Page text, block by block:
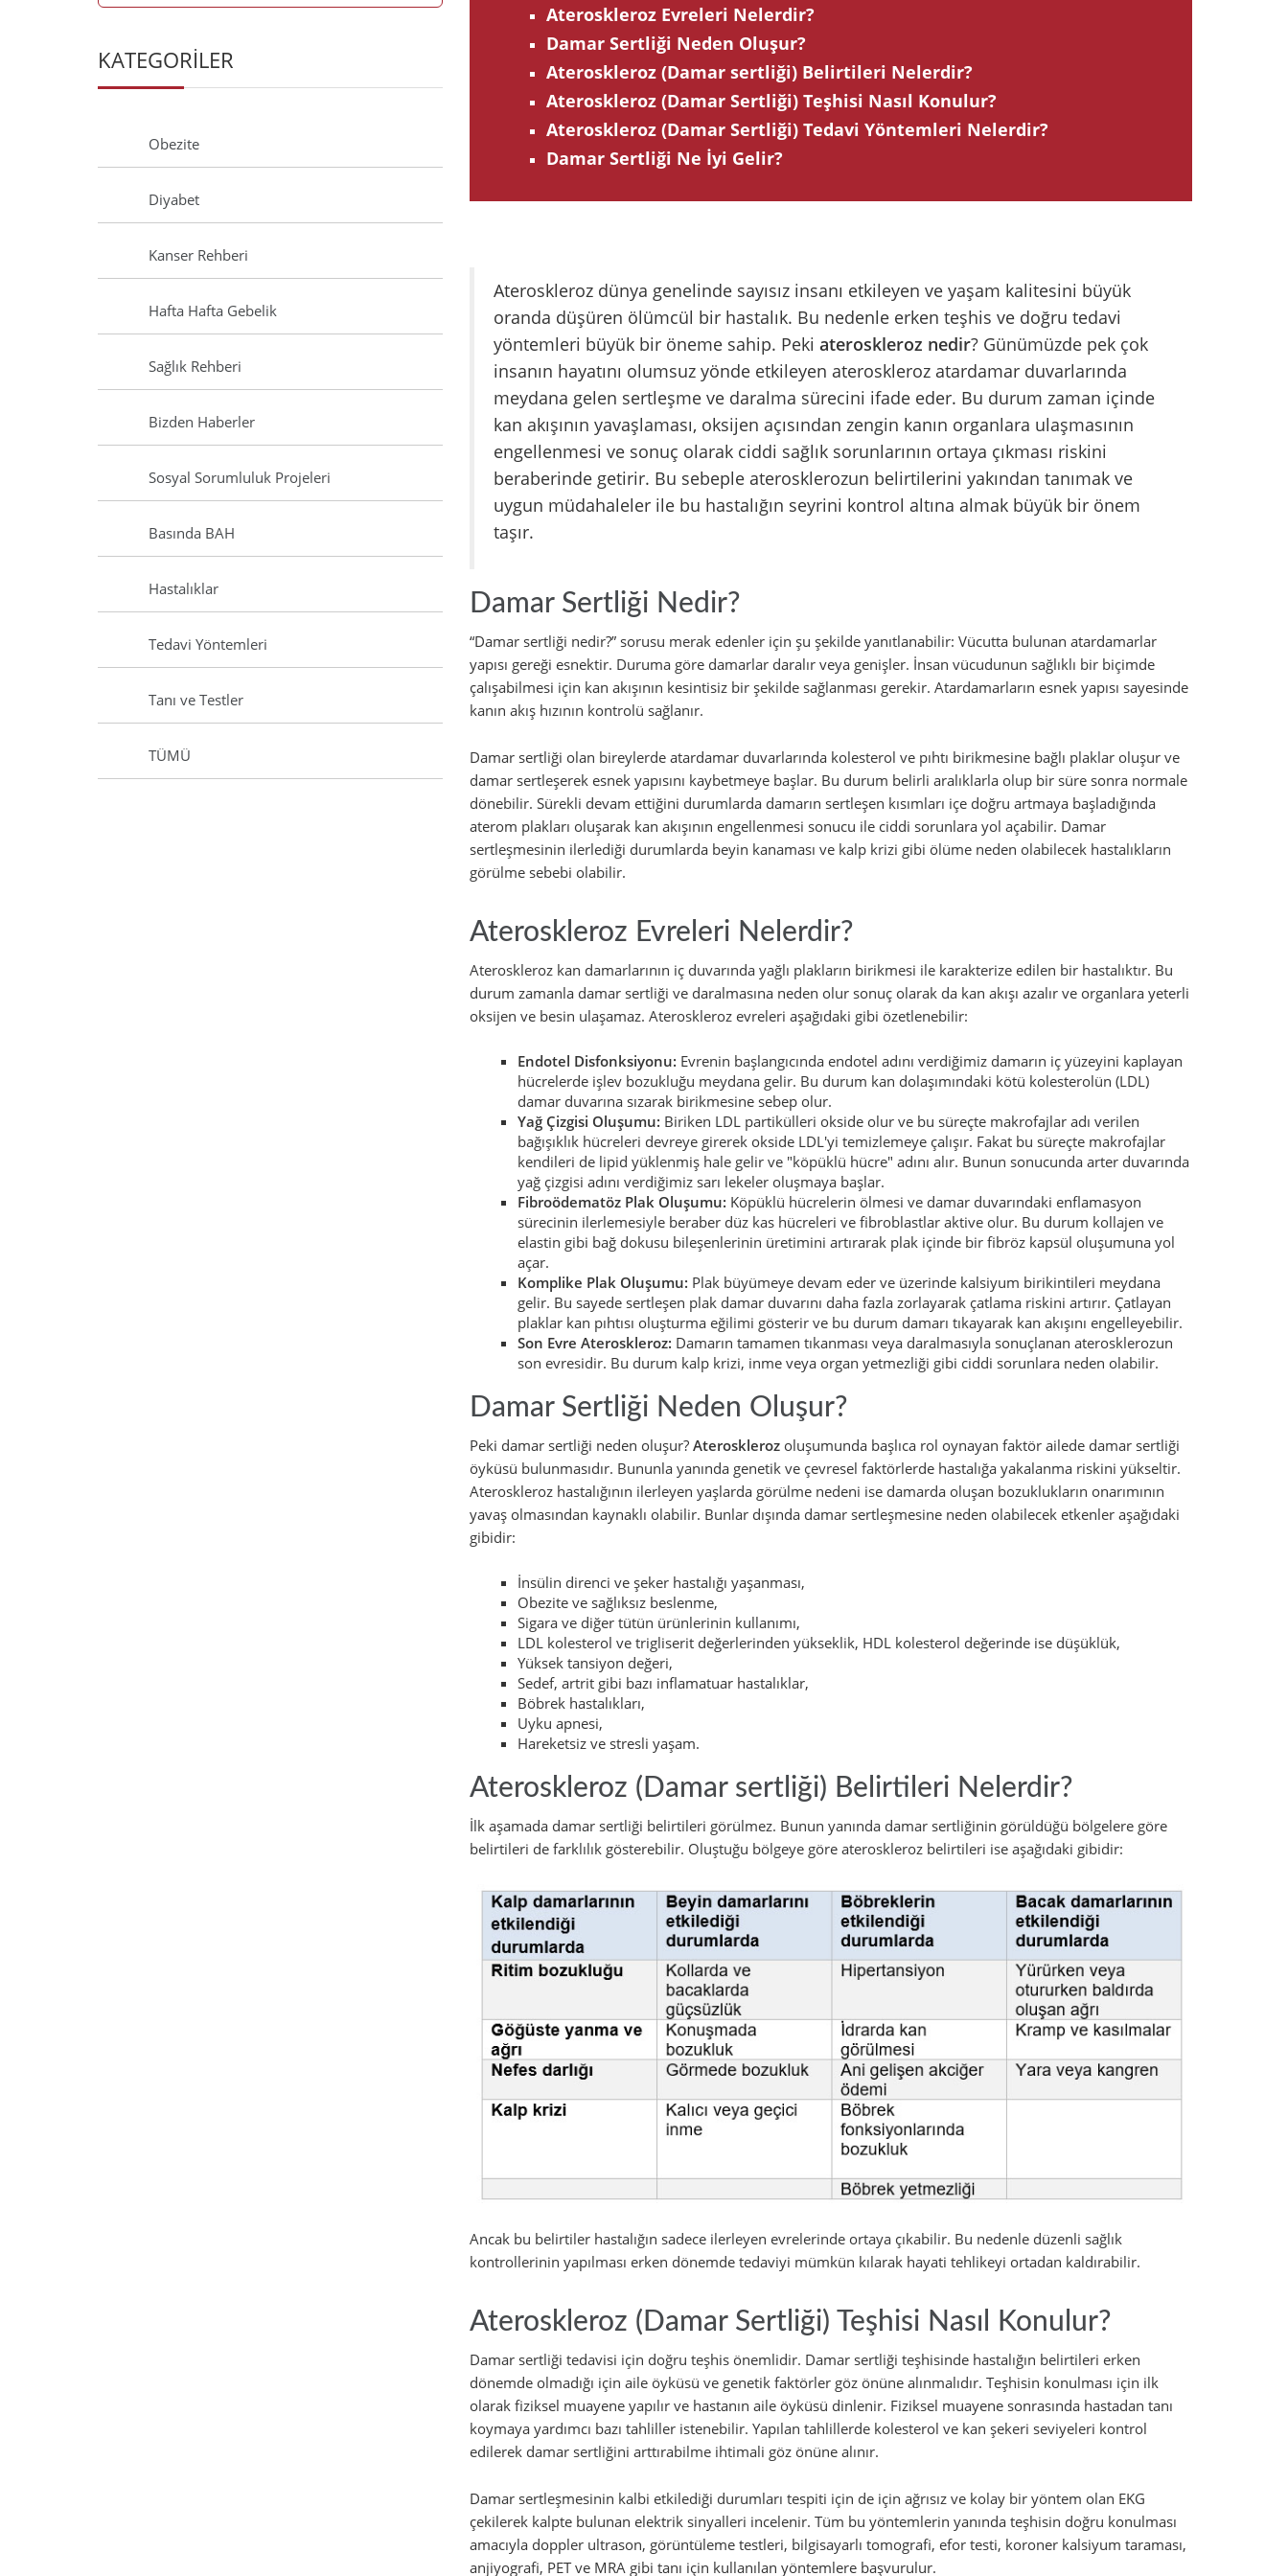
Ateroskleroz Evreleri Nelerdir?
Damar Sertliği Neden Oluşur?
Ateroskleroz (Damar sertliği) Belirtileri Nelerdir?
Ateroskleroz (Damar Sertliği) Teşhisi Nasıl Konulur?
Ateroskleroz (Damar Sertliği) Tedavi Yöntemleri Nelerdir?
Damar Sertliği Ne İyi Gelir?
Ateroskleroz dünya genelinde sayısız insanı etkileyen ve yaşam kalitesini büyük
oranda düşüren ölümcül bir hastalık. Bu nedenle erken teşhis ve doğru tedavi
yöntemleri büyük bir öneme sahip. Peki ateroskleroz nedir? Günümüzde pek çok
insanın hayatını olumsuz yönde etkileyen ateroskleroz atardamar duvarlarında
meydana gelen sertleşme ve daralma sürecini ifade eder. Bu durum zaman içinde
kan akışının yavaşlaması, oksijen açısından zengin kanın organlara ulaşmasının
engellenmesi ve sonuç olarak ciddi sağlık sorunlarının ortaya çıkması riskini
beraberinde getirir. Bu sebeple aterosklerozun belirtilerini yakından tanımak ve
uygun müdahaleler ile bu hastalığın seyrini kontrol altına almak büyük bir önem
taşır.
Damar Sertliği Nedir?
“Damar sertliği nedir?” sorusu merak edenler için şu şekilde yanıtlanabilir: Vücutta bulunan atardamarlar
yapısı gereği esnektir. Duruma göre damarlar daralır veya genişler. İnsan vücudunun sağlıklı bir biçimde
çalışabilmesi için kan akışının kesintisiz bir şekilde sağlanması gerekir. Atardamarların esnek yapısı sayesinde
kanın akış hızının kontrolü sağlanır.
Damar sertliği olan bireylerde atardamar duvarlarında kolesterol ve pıhtı birikmesine bağlı plaklar oluşur ve
damar sertleşerek esnek yapısını kaybetmeye başlar. Bu durum belirli aralıklarla olup bir süre sonra normale
dönebilir. Sürekli devam ettiğini durumlarda damarın sertleşen kısımları içe doğru artmaya başladığında
aterom plakları oluşarak kan akışının engellenmesi sonucu ile ciddi sorunlara yol açabilir. Damar
sertleşmesinin ilerlediği durumlarda beyin kanaması ve kalp krizi gibi ölüme neden olabilecek hastalıkların
görülme sebebi olabilir.
Ateroskleroz Evreleri Nelerdir?
Ateroskleroz kan damarlarının iç duvarında yağlı plakların birikmesi ile karakterize edilen bir hastalıktır. Bu
durum zamanla damar sertliği ve daralmasına neden olur sonuç olarak da kan akışı azalır ve organlara yeterli
oksijen ve besin ulaşamaz. Ateroskleroz evreleri aşağıdaki gibi özetlenebilir:
Endotel Disfonksiyonu: Evrenin başlangıcında endotel adını verdiğimiz damarın iç yüzeyini kaplayan
hücrelerde işlev bozukluğu meydana gelir. Bu durum kan dolaşımındaki kötü kolesterolün (LDL)
damar duvarına sızarak birikmesine sebep olur.
Yağ Çizgisi Oluşumu: Biriken LDL partikülleri okside olur ve bu süreçte makrofajlar adı verilen
bağışıklık hücreleri devreye girerek okside LDL'yi temizlemeye çalışır. Fakat bu süreçte makrofajlar
kendileri de lipid yüklenmiş hale gelir ve "köpüklü hücre" adını alır. Bunun sonucunda arter duvarında
yağ çizgisi adını verdiğimiz sarı lekeler oluşmaya başlar.
Fibroödematöz Plak Oluşumu: Köpüklü hücrelerin ölmesi ve damar duvarındaki enflamasyon
sürecinin ilerlemesiyle beraber düz kas hücreleri ve fibroblastlar aktive olur. Bu durum kollajen ve
elastin gibi bağ dokusu bileşenlerinin üretimini artırarak plak içinde bir fibröz kapsül oluşumuna yol
açar.
Komplike Plak Oluşumu: Plak büyümeye devam eder ve üzerinde kalsiyum birikintileri meydana
gelir. Bu sayede sertleşen plak damar duvarını daha fazla zorlayarak çatlama riskini artırır. Çatlayan
plaklar kan pıhtısı oluşturma eğilimi gösterir ve bu durum damarı tıkayarak kan akışını engelleyebilir.
Son Evre Ateroskleroz: Damarın tamamen tıkanması veya daralmasıyla sonuçlanan aterosklerozun
son evresidir. Bu durum kalp krizi, inme veya organ yetmezliği gibi ciddi sorunlara neden olabilir.
Damar Sertliği Neden Oluşur?
Peki damar sertliği neden oluşur? Ateroskleroz oluşumunda başlıca rol oynayan faktör ailede damar sertliği
öyküsü bulunmasıdır. Bununla yanında genetik ve çevresel faktörlerde hastalığa yakalanma riskini yükseltir.
Ateroskleroz hastalığının ilerleyen yaşlarda görülme nedeni ise damarda oluşan bozuklukların onarımının
yavaş olmasından kaynaklı olabilir. Bunlar dışında damar sertleşmesine neden olabilecek etkenler aşağıdaki
gibidir:
İnsülin direnci ve şeker hastalığı yaşanması,
Obezite ve sağlıksız beslenme,
Sigara ve diğer tütün ürünlerinin kullanımı,
LDL kolesterol ve trigliserit değerlerinden yükseklik, HDL kolesterol değerinde ise düşüklük,
Yüksek tansiyon değeri,
Sedef, artrit gibi bazı inflamatuar hastalıklar,
Böbrek hastalıkları,
Uyku apnesi,
Hareketsiz ve stresli yaşam.
Ateroskleroz (Damar sertliği) Belirtileri Nelerdir?
İlk aşamada damar sertliği belirtileri görülmez. Bunun yanında damar sertliğinin görüldüğü bölgelere göre
belirtileri de farklılık gösterebilir. Oluştuğu bölgeye göre ateroskleroz belirtileri ise aşağıdaki gibidir:
Ancak bu belirtiler hastalığın sadece ilerleyen evrelerinde ortaya çıkabilir. Bu nedenle düzenli sağlık
kontrollerinin yapılması erken dönemde tedaviyi mümkün kılarak hayati tehlikeyi ortadan kaldırabilir.
Ateroskleroz (Damar Sertliği) Teşhisi Nasıl Konulur?
Damar sertliği tedavisi için doğru teşhis önemlidir. Damar sertliği teşhisinde hastalığın belirtileri erken
dönemde olmadığı için aile öyküsü ve genetik faktörler göz önüne alınmalıdır. Teşhisin konulması için ilk
olarak fiziksel muayene yapılır ve hastanın aile öyküsü dinlenir. Fiziksel muayene sonrasında hastadan tanı
koymaya yardımcı bazı tahliller istenebilir. Yapılan tahlillerde kolesterol ve kan şekeri seviyeleri kontrol
edilerek damar sertliğini arttırabilme ihtimali göz önüne alınır.
Damar sertleşmesinin kalbi etkilediği durumları tespiti için de için ağrısız ve kolay bir yöntem olan EKG
çekilerek kalpte bulunan elektrik sinyalleri incelenir. Tüm bu yöntemlerin yanında teşhisin doğru konulması
amacıyla doppler ultrason, görüntüleme testleri, bilgisayarlı tomografi, efor testi, koroner kalsiyum taraması,
anjiyografi, PET ve MRA gibi tanı için kullanılan yöntemlere başvurulur.
KATEGORİLER
Obezite
Diyabet
Kanser Rehberi
Hafta Hafta Gebelik
Sağlık Rehberi
Bizden Haberler
Sosyal Sorumluluk Projeleri
Basında BAH
Hastalıklar
Tedavi Yöntemleri
Tanı ve Testler
TÜMÜ